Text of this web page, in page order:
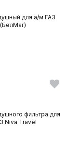
для а/м ГАЗ
фильтра для
Niva Travel